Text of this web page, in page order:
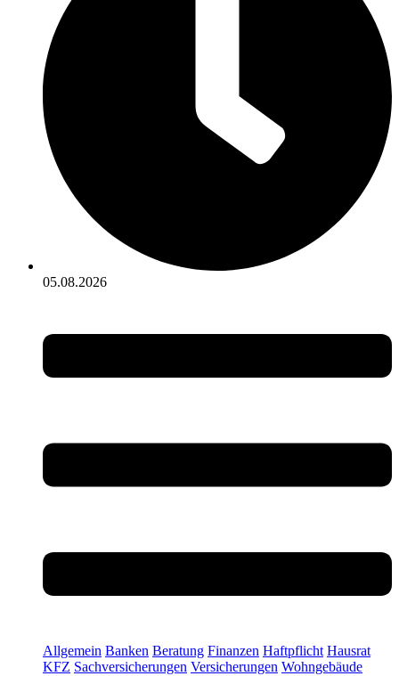
05.08.2026
Allgemein Banken Beratung Finanzen Haftpflicht Hausrat
KFZ Sachversicherungen Versicherungen Wohngebäude